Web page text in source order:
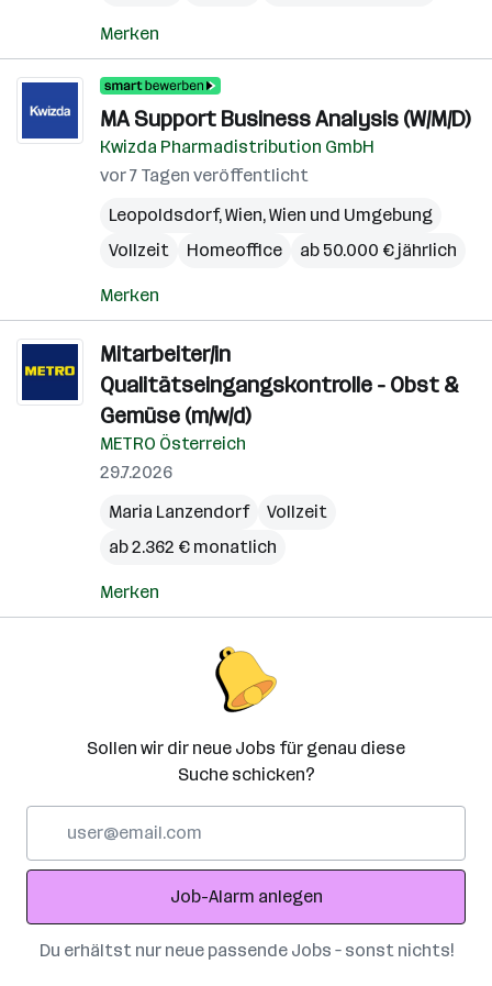
Merken
MA Support Business Analysis (W/M/D)
Kwizda Pharmadistribution GmbH
vor 7 Tagen veröffentlicht
Leopoldsdorf,Wien,Wien und Umgebung
Vollzeit
Homeoffice ab 50.000 € jährlich
Merken
Mitarbeiter/in
Qualitätseingangskontrolle - Obst &
Gemüse (m/w/d)
METRO Österreich
29.7.2026
Maria Lanzendorf
Vollzeit
ab 2.362 € monatlich
Merken
Sollen wir dir neue Jobs für genau diese
Suche schicken?
Adresse
Job-Alarm anlegen
Du erhältst nur neue passende Jobs – sonst nichts!